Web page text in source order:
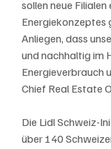
sollen neue
Energiekonzeptes
Anliegen, dass
und nachhaltig im
Energieverbrauch
Chief Real Estate
Die Lidl Schweiz-
über 140